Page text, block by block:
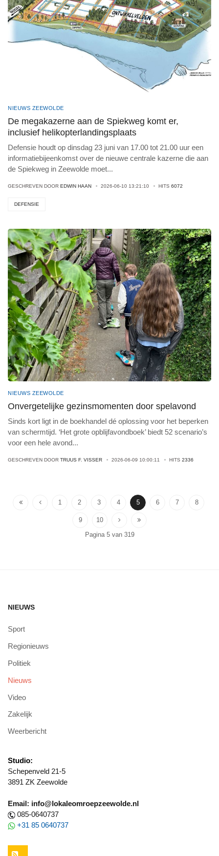
NIEUWS ZEEWOLDE
De megakazerne aan de Spiekweg komt er,
inclusief helikopterlandingsplaats
Defensie houdt op dinsdag 23 juni van 17.00 tot 21.00 uur een
informatiebijeenkomst over de nieuwe centrale kazerne die aan
de Spiekweg in Zeewolde moet...
GESCHREVEN DOOR EDWIN HAAN 2026-06-10 13:21:10 HITS 6072
DEFENSIE
NIEUWS ZEEWOLDE
Onvergetelijke gezinsmomenten door spelavond
Sinds kort ligt in de boekhandel dé oplossing voor het beperken
van schermtijd. ‘Het grote opblijfavondboek’ biedt 52 scenario’s
voor een hele avond...
GESCHREVEN DOOR TRUUS F. VISSER 2026-06-09 10:00:11 HITS 2336
1 2 3 4 5 6 7 8
9
10
Pagina 5 van 319
NIEUWS
Sport
Regionieuws
Politiek
Nieuws
Video
Zakelijk
Weerbericht
Studio:
Schepenveld 21-5
3891 ZK Zeewolde
Email: info@lokaleomroepzeewolde.nl
085-0640737
+31 85 0640737